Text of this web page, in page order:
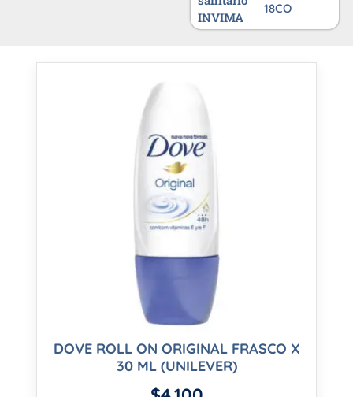
INVIMA
18CO
DOVE ROLL ON ORIGINAL FRASCO X
30 ML (UNILEVER)